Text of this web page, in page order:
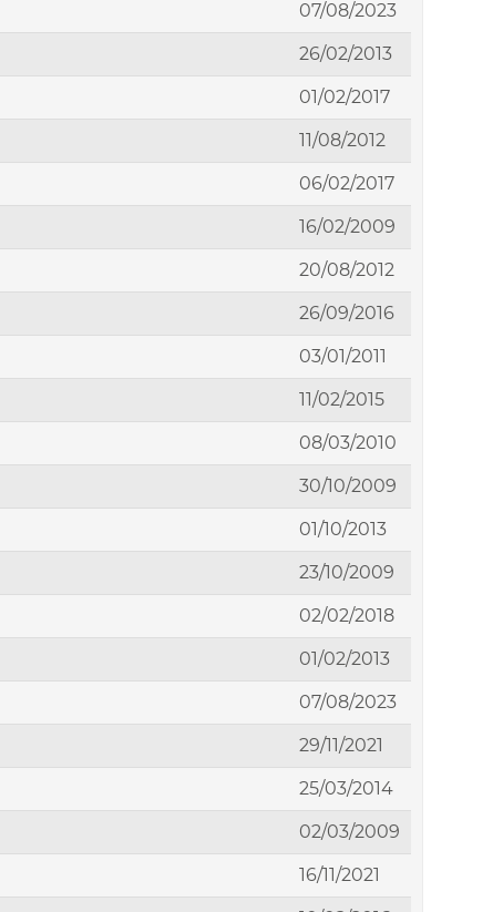
07/08/2023
26/02/2013
01/02/2017
11/08/2012
06/02/2017
16/02/2009
20/08/2012
26/09/2016
03/01/2011
11/02/2015
08/03/2010
30/10/2009
01/10/2013
23/10/2009
02/02/2018
01/02/2013
07/08/2023
29/11/2021
25/03/2014
02/03/2009
16/11/2021